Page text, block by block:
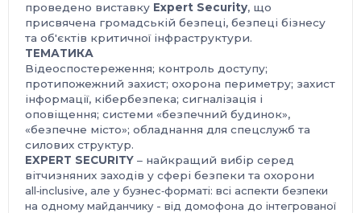
проведено виставку Expert Security, що
присвячена громадській безпеці, безпеці бізнесу
та об'єктів критичної інфраструктури.
ТЕМАТИКА
Відеоспостереження; контроль доступу;
протипожежний захист; охорона периметру; захист
інформації, кібербезпека; сигналізація і
оповіщення; системи «безпечний будинок»,
«безпечне місто»; обладнання для спецслужб та
силових структур.
EXPERT SECURITY – найкращий вибір серед
вітчизняних заходів у сфері безпеки та охорони
all‑inclusive, але у бузнес‑форматі: всі аспекти безпеки
на одному майданчику - від домофона до інтегрованої